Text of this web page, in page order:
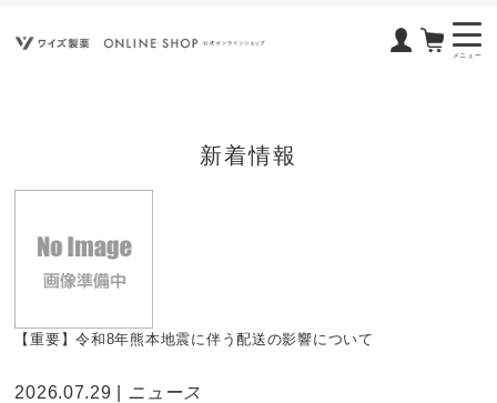
メニュー
新着情報
【重要】令和8年熊本地震に伴う配送の影響について
2026.07.29 | ニュース